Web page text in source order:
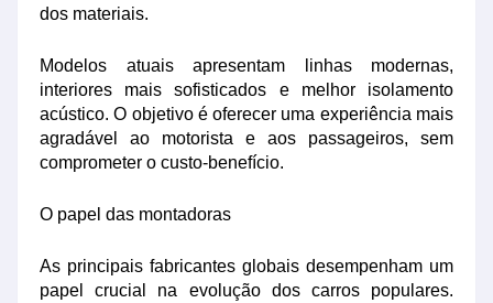
dos materiais.
Modelos atuais apresentam linhas modernas,
interiores mais sofisticados e melhor isolamento
acústico. O objetivo é oferecer uma experiência mais
agradável ao motorista e aos passageiros, sem
comprometer o custo-benefício.
O papel das montadoras
As principais fabricantes globais desempenham um
papel crucial na evolução dos carros populares.